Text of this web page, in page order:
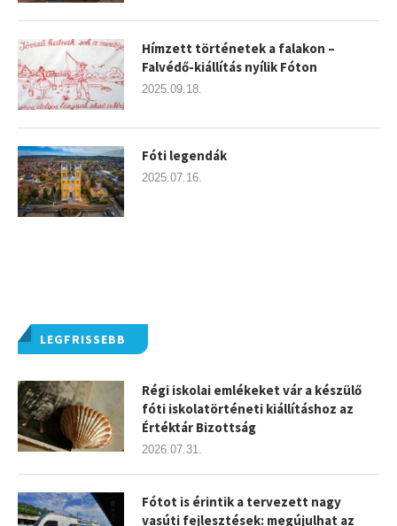
LEGFRISSEBB
Régi iskolai emlékeket vár a készülő
fóti iskolatörténeti kiállításhoz az
Értéktár Bizottság
2026.07.31.
Fótot is érintik a tervezett nagy
vasúti fejlesztések: megújulhat az
Hímzett történetek a falakon –
Falvédő-kiállítás nyílik Fóton
2025.09.18.
Fóti legendák
2025.07.16.